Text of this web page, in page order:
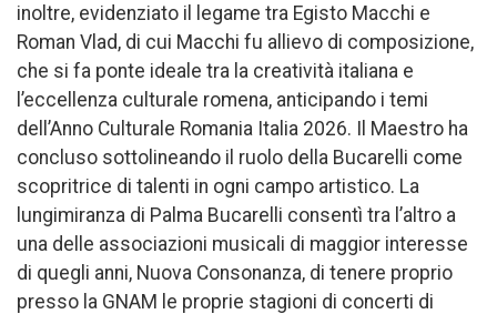
inoltre, evidenziato il legame tra Egisto Macchi e
Roman Vlad, di cui Macchi fu allievo di composizione,
che si fa ponte ideale tra la creatività italiana e
l’eccellenza culturale romena, anticipando i temi
dell’Anno Culturale Romania Italia 2026. Il Maestro ha
concluso sottolineando il ruolo della Bucarelli come
scopritrice di talenti in ogni campo artistico. La
lungimiranza di Palma Bucarelli consentì tra l’altro a
una delle associazioni musicali di maggior interesse
di quegli anni, Nuova Consonanza, di tenere proprio
presso la GNAM le proprie stagioni di concerti di